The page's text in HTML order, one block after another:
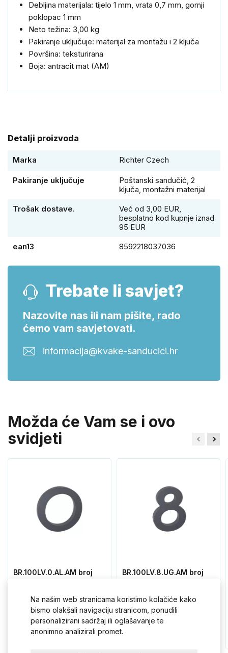
Debljina materijala: tijelo 1 mm, vrata 0,7 mm, gornji
poklopac 1 mm
Neto težina: 3,00 kg
Pakiranje uključuje: materijal za montažu i 2 ključa
Površina: teksturirana
Boja: antracit mat (AM)
Detalji proizvoda
Marka Richter Czech
Pakiranje uključuje
Poštanski sandučić, 2
ključa, montažni materijal
Trošak dostave.
Već od 3,00 EUR,
besplatno kod kupnje iznad
95 EUR
ean13
8592218037036
Trebate li savjet?
Nazovite nas ili nam pišite, rado
ćemo vam savjetovati.
informacija@kvake-sanducici.hr
Možda će Vam se i ovo
svidjeti
BR.100LV.0.AL.AM broj
9,50 €
BR.100LV.8.UG.AM broj
9,50 €
Na našim web stranicama koristimo kolačiće kako
bismo olakšali navigaciju stranicom, ponudili
personalizirani sadržaj ili oglašavanje te
anonimno analizirali promet.